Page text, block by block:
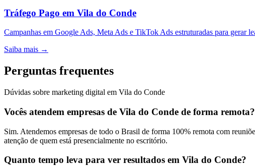
Tráfego Pago em Vila do Conde
Campanhas em Google Ads, Meta Ads e TikTok Ads estruturadas para gerar
Saiba mais →
Perguntas frequentes
Dúvidas sobre marketing digital em Vila do Conde
Vocês atendem empresas de Vila do Conde de forma remota?
Sim. Atendemos empresas de todo o Brasil de forma 100% remota com
atenção de quem está presencialmente no escritório.
Quanto tempo leva para ver resultados em Vila do Conde?